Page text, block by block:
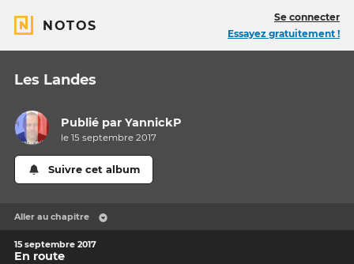
NOTOS
Se connecter
Essayez gratuitement !
Les Landes
Publié parYannickP
le 15 septembre 2017
Suivre cet album
Aller au chapitre
15 septembre 2017
En route